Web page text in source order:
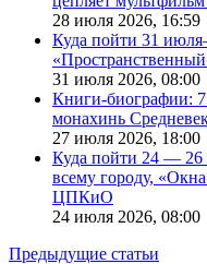
28 июля 2026, 16:59
Куда пойти 31
31 июля 2026, 08:00
Книги-биографии: 7
монахинь
27 июля 2026, 18:00
Куда пойти 24 — 26
всему городу,
ЦПКиО
24 июля 2026, 08:00
Предыдущие статьи